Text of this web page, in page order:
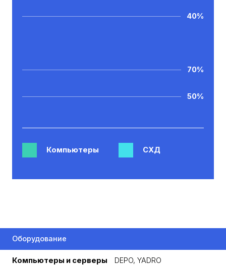
40%
70%
50%
Компьютеры СХД
Оборудование
Компьютеры и серверы DEPO, YADRO